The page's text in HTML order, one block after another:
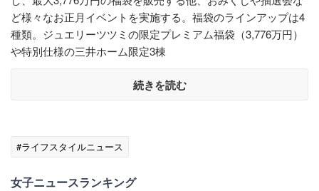
ど様々なお正月イベントを実施する。福袋のラインアップは4
種類。ジュエリーツツミの限定プレミアム福袋（3,776万円）
や特別仕様の三井ホーム限定3棟
続きを読む
#ライフスタイルニュース
女子ニュースランキング